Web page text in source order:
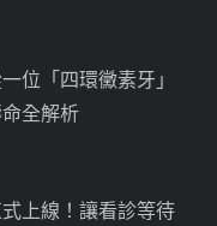
位「四環黴素牙」
全解析
上線！讓看診等待